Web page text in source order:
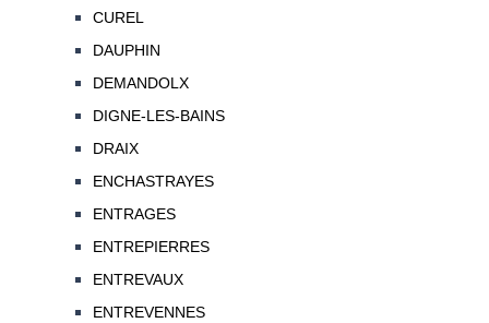
CUREL
DAUPHIN
DEMANDOLX
DIGNE-LES-BAINS
DRAIX
ENCHASTRAYES
ENTRAGES
ENTREPIERRES
ENTREVAUX
ENTREVENNES